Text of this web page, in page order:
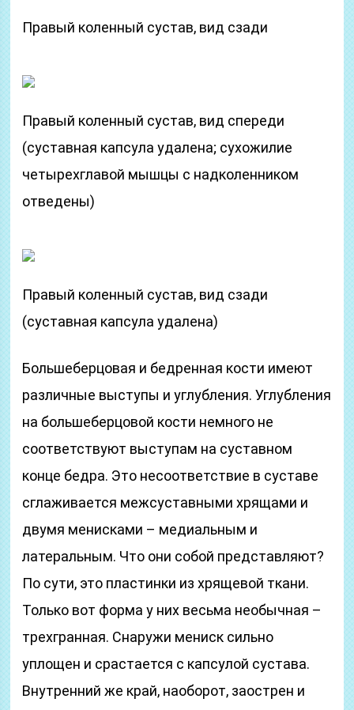
Правый коленный сустав, вид сзади
Правый коленный сустав, вид спереди
(суставная капсула удалена; сухожилие
четырехглавой мышцы с надколенником
отведены)
Правый коленный сустав, вид сзади
(суставная капсула удалена)
Большеберцовая и бедренная кости имеют
различные выступы и углубления. Углубления
на большеберцовой кости немного не
соответствуют выступам на суставном
конце бедра. Это несоответствие в суставе
сглаживается межсуставными хрящами и
двумя менисками – медиальным и
латеральным. Что они собой представляют?
По сути, это пластинки из хрящевой ткани.
Только вот форма у них весьма необычная –
трехгранная. Снаружи мениск сильно
уплощен и срастается с капсулой сустава.
Внутренний же край, наоборот, заострен и